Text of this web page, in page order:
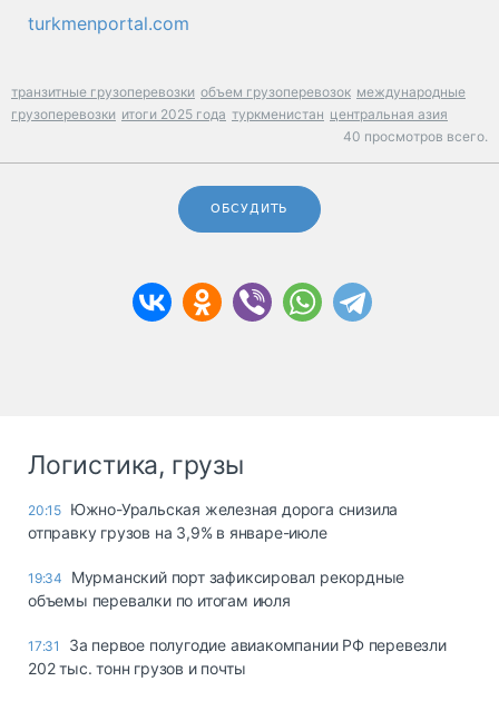
turkmenportal.com
транзитные грузоперевозки объем грузоперевозок международные
грузоперевозки итоги 2025 года туркменистан центральная азия
40 просмотров всего.
ОБСУДИТЬ
Логистика, грузы
20:15 Южно-Уральская железная дорога снизила
отправку грузов на 3,9% в январе-июле
19:34
Мурманский порт зафиксировал рекордные
объемы перевалки по итогам июля
17:31
За первое полугодие авиакомпании РФ перевезли
202 тыс. тонн грузов и почты